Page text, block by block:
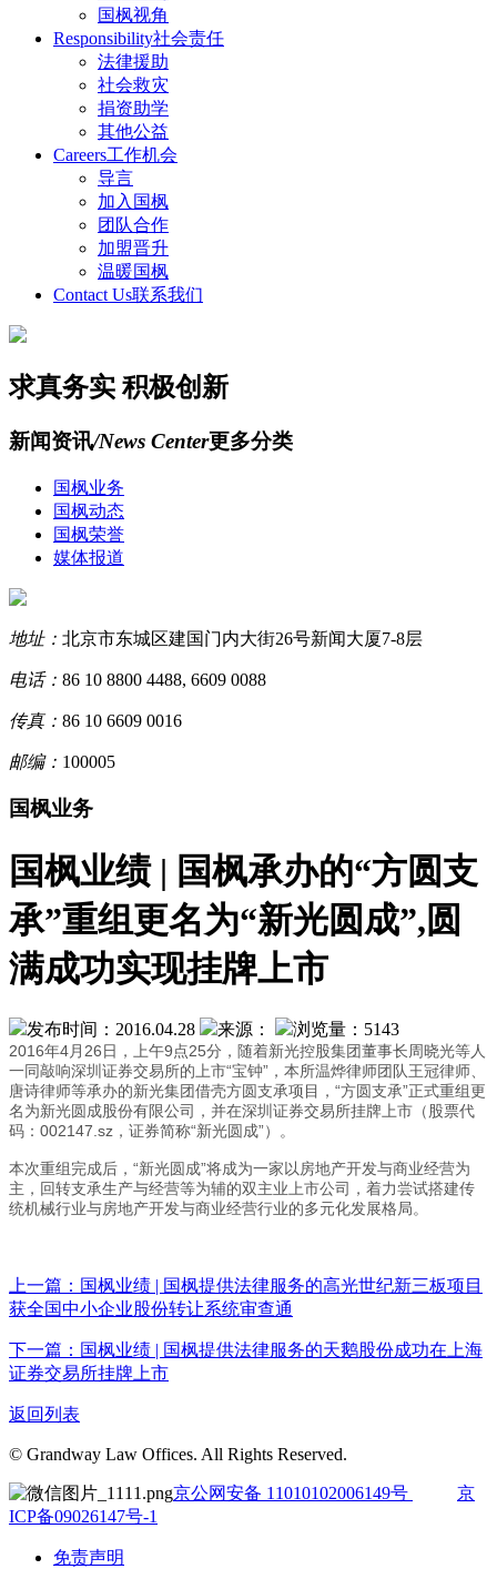
国枫视角
Responsibility社会责任
法律援助
社会救灾
捐资助学
其他公益
Careers工作机会
导言
加入国枫
团队合作
加盟晋升
温暖国枫
Contact Us联系我们
求真务实 积极创新
新闻资讯/News Center更多分类
国枫业务
国枫动态
国枫荣誉
媒体报道
地址： 北京市东城区建国门内大街26号新闻大厦7-8层
电话： 86 10 8800 4488, 6609 0088
传真： 86 10 6609 0016
邮编： 100005
国枫业务
国枫业绩 | 国枫承办的“方圆支
承”重组更名为“新光圆成”,圆
满成功实现挂牌上市
发布时间：2016.04.28 来源： 浏览量：5143
2016年4月26日，上午9点25分，随着新光控股集团董事长周晓光等人
一同敲响深圳证券交易所的上市“宝钟”，本所温烨律师团队王冠律师、
唐诗律师等承办的新光集团借壳方圆支承项目，“方圆支承”正式重组更
名为新光圆成股份有限公司，并在深圳证券交易所挂牌上市（股票代
码：002147.sz，证券简称“新光圆成”）。
本次重组完成后，“新光圆成”将成为一家以房地产开发与商业经营为
主，回转支承生产与经营等为辅的双主业上市公司，着力尝试搭建传
统机械行业与房地产开发与商业经营行业的多元化发展格局。
上一篇：国枫业绩 | 国枫提供法律服务的高光世纪新三板项目
获全国中小企业股份转让系统审查通
下一篇：国枫业绩 | 国枫提供法律服务的天鹅股份成功在上海
证券交易所挂牌上市
返回列表
© Grandway Law Offices. All Rights Reserved.
京公网安备 11010102006149号
京
ICP备09026147号-1
免责声明